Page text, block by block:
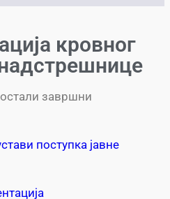
кровног
завршни
поступка јавне